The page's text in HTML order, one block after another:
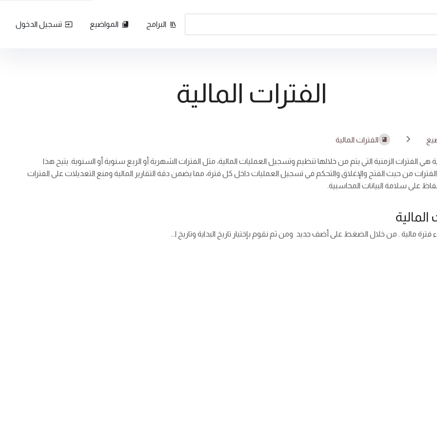
البرامج المواضيع تسجيل الدخول
الفترات المالية
الفترات المالية
هي الفترات الزمنية التي يتم من خلالها تنظيم وتسجيل العمليات المالية، مثل الفترات الشهرية أو الربع سنوية أو السنوية. يتيح هذا
من حيث الفتح والإغلاق والتحكم في تسجيل العمليات داخل كل فترة، مما يضمن دقة التقارير المالية ومنع التعديلات على الفترات
على سلامة البيانات المحاسبية.
المالية
فترة مالية . من خلال الضغط على أضف جديد ومن ثم نقوم بإختيار تاريخ البداية وتاريخ ا...